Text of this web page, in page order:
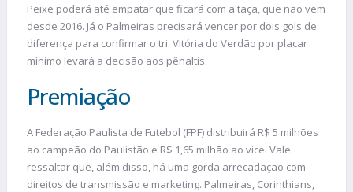
Peixe poderá até empatar que ficará com a taça, que não vem
desde 2016. Já o Palmeiras precisará vencer por dois gols de
diferença para confirmar o tri. Vitória do Verdão por placar
mínimo levará a decisão aos pênaltis.
Premiação
A Federação Paulista de Futebol (FPF) distribuirá R$ 5 milhões
ao campeão do Paulistão e R$ 1,65 milhão ao vice. Vale
ressaltar que, além disso, há uma gorda arrecadação com
direitos de transmissão e marketing. Palmeiras, Corinthians,